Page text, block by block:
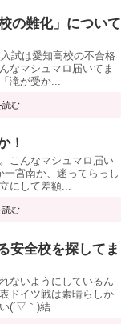
の難化」について
試は愛知高校の不合格
なマシュマロ届いてま
滝が受か...
読む
！
こんなマシュマロ届い
宮南か、迷ってらっし
にして差額...
読む
安全校を探してま
ないようにしているん
ドイツ戦は素晴らしか
(´▽｀)結...